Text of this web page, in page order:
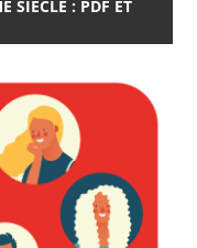
SIÈCLE : PDF ET